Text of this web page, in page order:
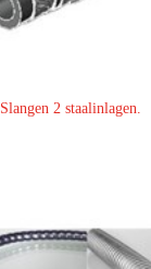
Slangen 2 staalinlagen.